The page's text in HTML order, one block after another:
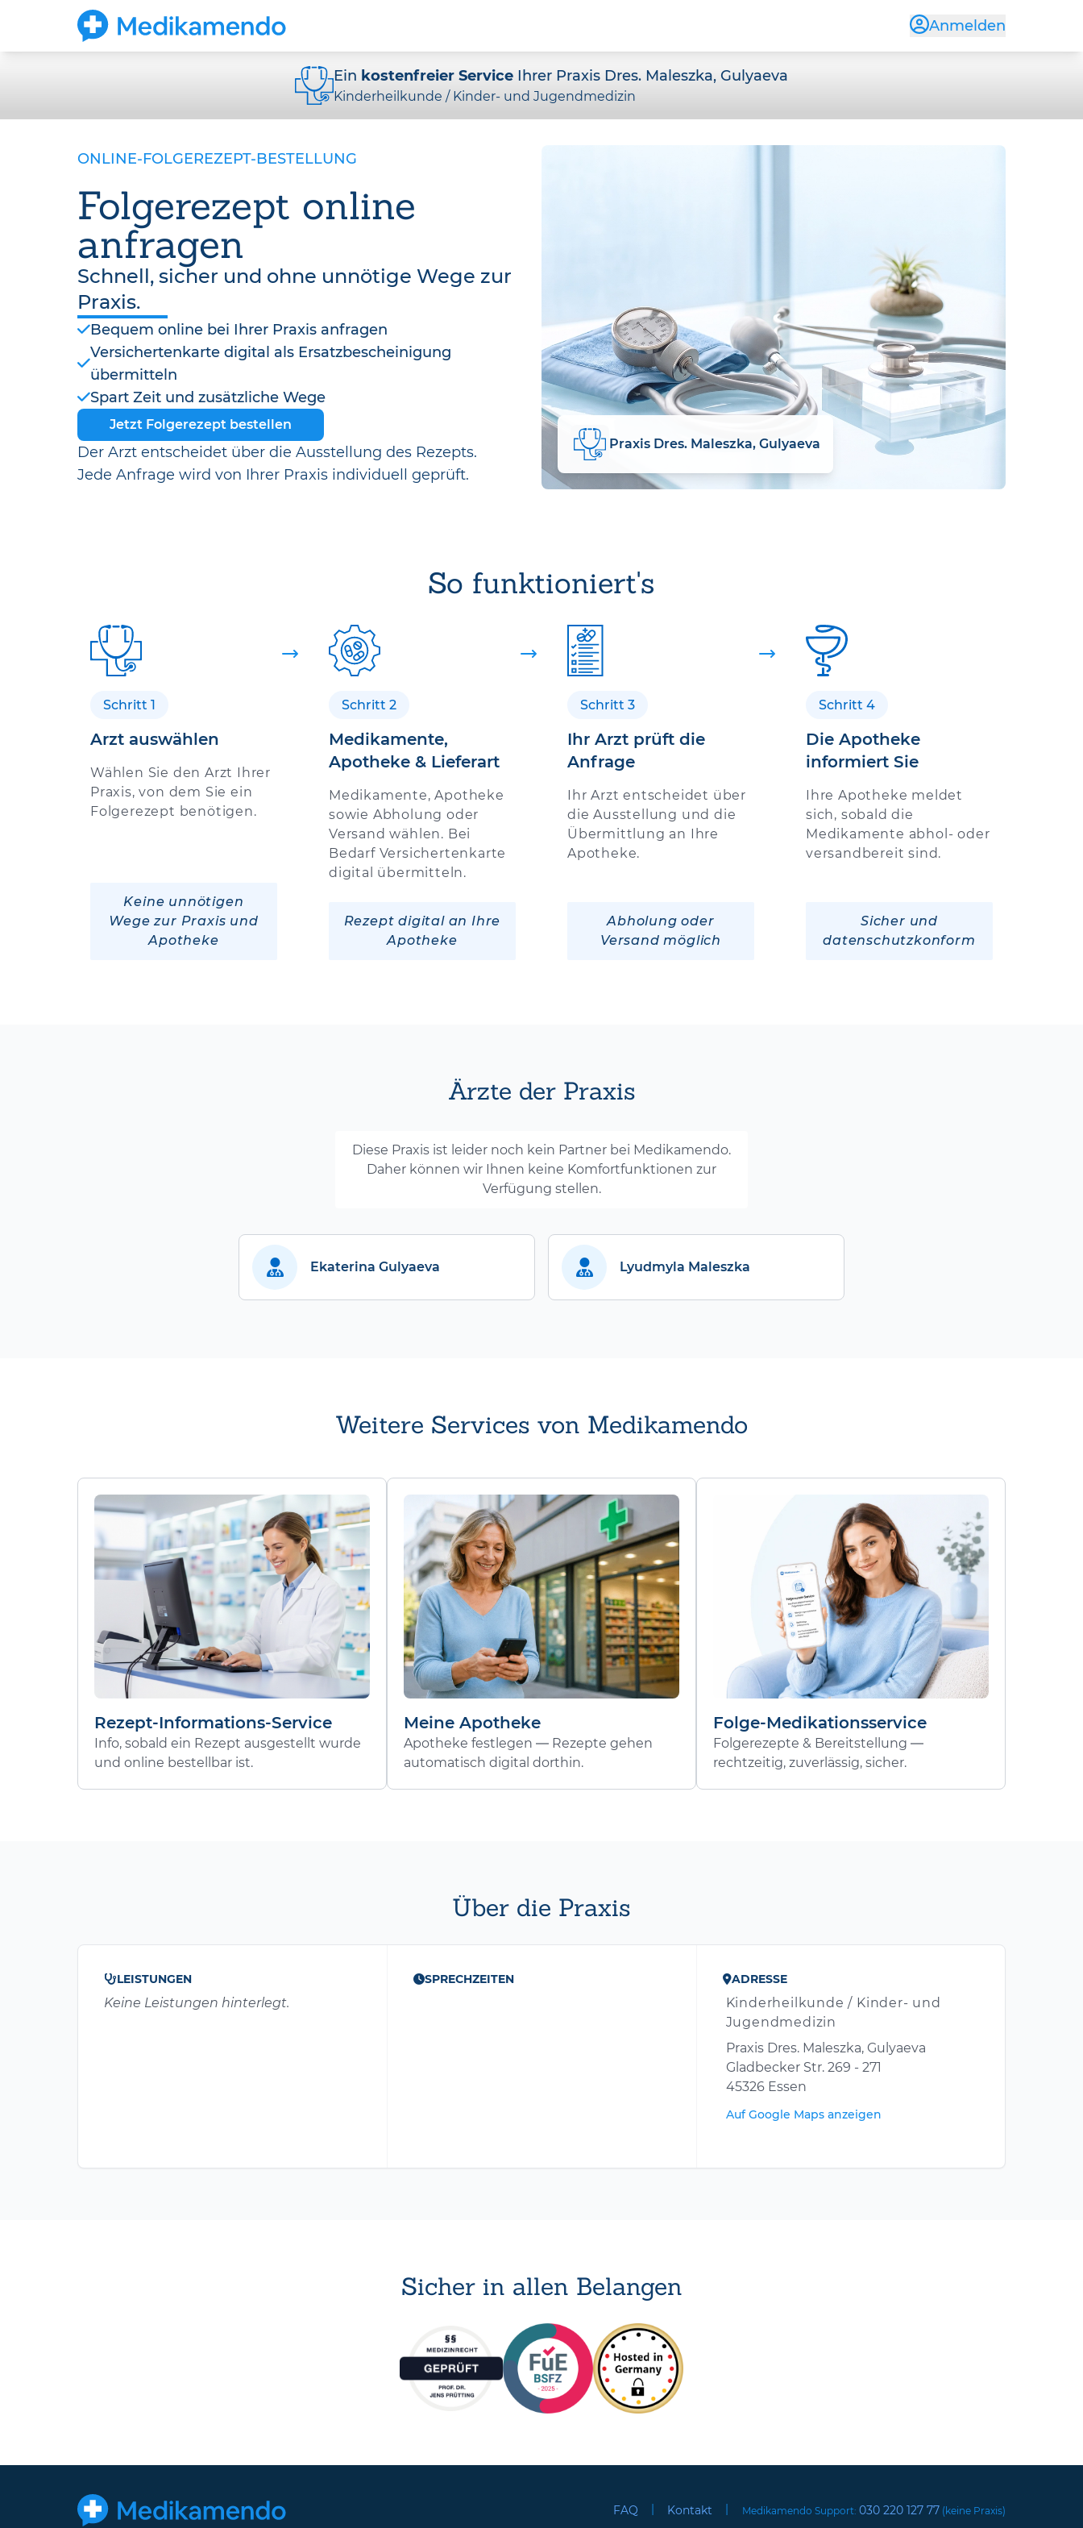
Anmelden
Ein kostenfreier Service Ihrer Praxis Dres. Maleszka, Gulyaeva
Kinderheilkunde / Kinder- und Jugendmedizin
ONLINE-FOLGEREZEPT-BESTELLUNG
Folgerezept online
anfragen
Schnell, sicher und ohne unnötige Wege zur
Praxis.
Bequem online bei Ihrer Praxis anfragen
Versichertenkarte digital als Ersatzbescheinigung
übermitteln
Spart Zeit und zusätzliche Wege
Jetzt Folgerezept bestellen
Der Arzt entscheidet über die Ausstellung des Rezepts.
Jede Anfrage wird von Ihrer Praxis individuell geprüft.
Praxis Dres. Maleszka, Gulyaeva
So funktioniert's
Schritt 1
Arzt auswählen
Wählen Sie den Arzt Ihrer
Praxis, von dem Sie ein
Folgerezept benötigen.
Keine unnötigen
Wege zur Praxis und
Apotheke
Schritt 2
Medikamente,
Apotheke & Lieferart
Medikamente, Apotheke
sowie Abholung oder
Versand wählen. Bei
Bedarf Versichertenkarte
digital übermitteln.
Rezept digital an Ihre
Apotheke
Schritt 3
Ihr Arzt prüft die
Anfrage
Ihr Arzt entscheidet über
die Ausstellung und die
Übermittlung an Ihre
Apotheke.
Abholung oder
Versand möglich
Schritt 4
Die Apotheke
informiert Sie
Ihre Apotheke meldet
sich, sobald die
Medikamente abhol- oder
versandbereit sind.
Sicher und
datenschutzkonform
Ärzte der Praxis
Diese Praxis ist leider noch kein Partner bei Medikamendo.
Daher können wir Ihnen keine Komfortfunktionen zur
Verfügung stellen.
Ekaterina Gulyaeva Lyudmyla Maleszka
Weitere Services von Medikamendo
Rezept-Informations-Service
Info, sobald ein Rezept ausgestellt wurde
und online bestellbar ist.
Meine Apotheke
Apotheke festlegen — Rezepte gehen
automatisch digital dorthin.
Folge-Medikationsservice
Folgerezepte & Bereitstellung —
rechtzeitig, zuverlässig, sicher.
Über die Praxis
LEISTUNGEN
Keine Leistungen hinterlegt.
SPRECHZEITEN ADRESSE
Kinderheilkunde / Kinder- und
Jugendmedizin
Praxis Dres. Maleszka, Gulyaeva
Gladbecker Str. 269 - 271
45326 Essen
Auf Google Maps anzeigen
Sicher in allen Belangen
FAQ | Kontakt | Medikamendo Support: 030 220 127 77 (keine Praxis)